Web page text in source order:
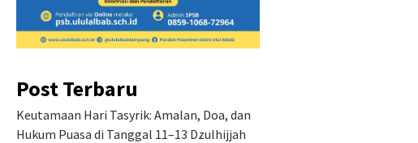
Post Terbaru
Keutamaan Hari Tasyrik: Amalan, Doa, dan
Hukum Puasa di Tanggal 11–13 Dzulhijjah